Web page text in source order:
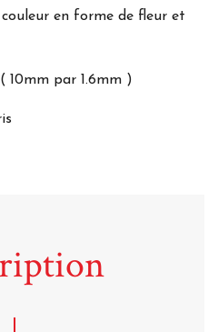
en forme de fleur et
10mm par 1.6mm )